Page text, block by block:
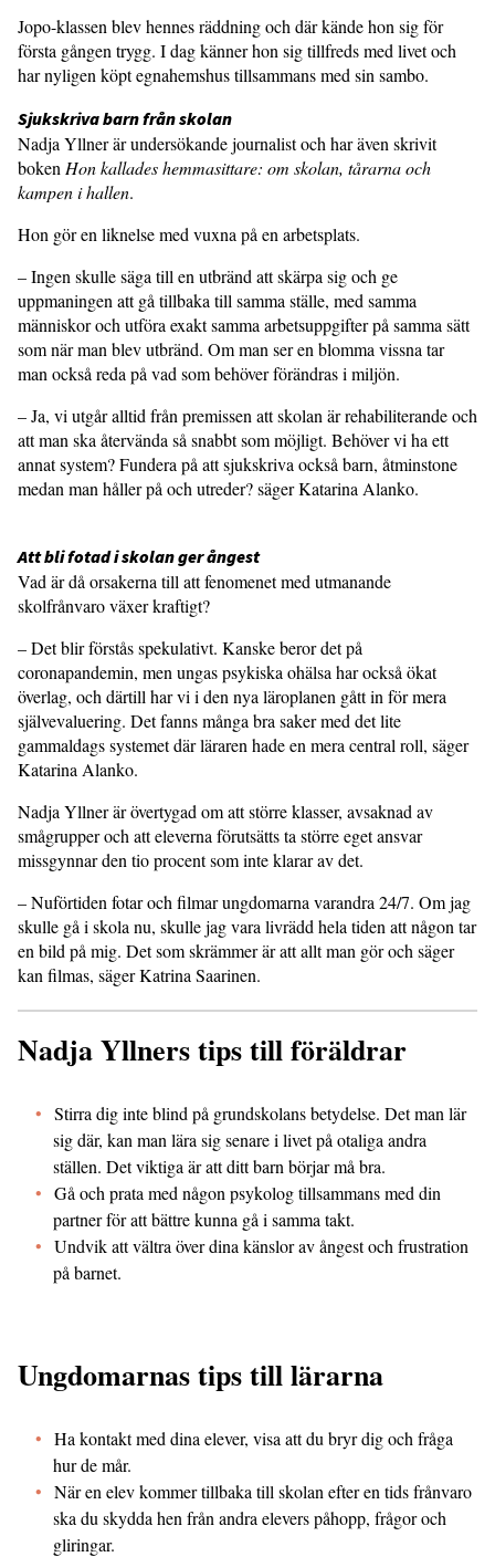
Jopo-klassen blev hennes räddning och där kände hon sig för
första gången trygg. I dag känner hon sig tillfreds med livet och
har nyligen köpt egnahemshus tillsammans med sin sambo.
Sjukskriva barn från skolan
Nadja Yllner är undersökande journalist och har även skrivit
boken Hon kallades hemmasittare: om skolan, tårarna och
kampen i hallen.
Hon gör en liknelse med vuxna på en arbetsplats.
– Ingen skulle säga till en utbränd att skärpa sig och ge
uppmaningen att gå tillbaka till samma ställe, med samma
människor och utföra exakt samma arbetsuppgifter på samma sätt
som när man blev utbränd. Om man ser en blomma vissna tar
man också reda på vad som behöver förändras i miljön.
– Ja, vi utgår alltid från premissen att skolan är rehabiliterande och
att man ska återvända så snabbt som möjligt. Behöver vi ha ett
annat system? Fundera på att sjukskriva också barn, åtminstone
medan man håller på och utreder? säger Katarina Alanko.
Att bli fotad i skolan ger ångest
Vad är då orsakerna till att fenomenet med utmanande
skolfrånvaro växer kraftigt?
– Det blir förstås spekulativt. Kanske beror det på
coronapandemin, men ungas psykiska ohälsa har också ökat
överlag, och därtill har vi i den nya läroplanen gått in för mera
självevaluering. Det fanns många bra saker med det lite
gammaldags systemet där läraren hade en mera central roll, säger
Katarina Alanko.
Nadja Yllner är övertygad om att större klasser, avsaknad av
smågrupper och att eleverna förutsätts ta större eget ansvar
missgynnar den tio procent som inte klarar av det.
– Nuförtiden fotar och filmar ungdomarna varandra 24/7. Om jag
skulle gå i skola nu, skulle jag vara livrädd hela tiden att någon tar
en bild på mig. Det som skrämmer är att allt man gör och säger
kan filmas, säger Katrina Saarinen.
Nadja Yllners tips till föräldrar
Stirra dig inte blind på grundskolans betydelse. Det man lär
sig där, kan man lära sig senare i livet på otaliga andra
ställen. Det viktiga är att ditt barn börjar må bra.
Gå och prata med någon psykolog tillsammans med din
partner för att bättre kunna gå i samma takt.
Undvik att vältra över dina känslor av ångest och frustration
på barnet.
Ungdomarnas tips till lärarna
Ha kontakt med dina elever, visa att du bryr dig och fråga
hur de mår.
När en elev kommer tillbaka till skolan efter en tids frånvaro
ska du skydda hen från andra elevers påhopp, frågor och
gliringar.